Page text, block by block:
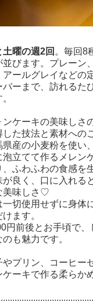
曜の週2回 。毎回8
並びます。プレーン
アールグレイなどの
ーまで、訪れるた
ンケーキの美味しさ
た技法と素材への
県産の小麦粉を使い
立てて作るメレン
ふわふわの食感を
良く、口に入れる
美味しさ♡
一切使用せずに身体
ます。
円前後とお手頃で、
も魅力です。
やプリン、コーヒー
ーキで作る柔らか